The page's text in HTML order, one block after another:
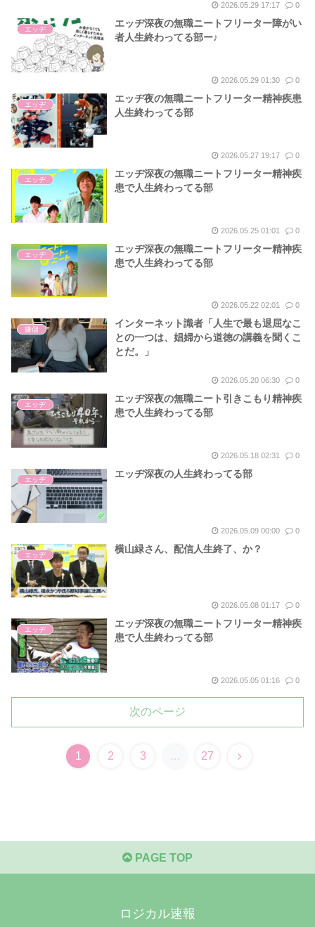
2026.05.29 17:17 0
エッヂ
エッヂ深夜の無職ニートフリーター障がい
者人生終わってる部ー♪
2026.05.29 01:30 0
エッヂ
エッヂ夜の無職ニートフリーター精神疾患
人生終わってる部
2026.05.27 19:17 0
エッヂ
エッヂ深夜の無職ニートフリーター精神疾
患で人生終わってる部
2026.05.25 01:01 0
エッヂ
エッヂ深夜の無職ニートフリーター精神疾
患で人生終わってる部
2026.05.22 02:01 0
嫌儲
インターネット識者「人生で最も退屈なこ
との一つは、娼婦から道徳の講義を聞くこ
とだ。」
2026.05.20 06:30 0
エッヂ
エッヂ深夜の無職ニート引きこもり精神疾
患で人生終わってる部
2026.05.18 02:31 0
エッヂ
エッヂ深夜の人生終わってる部
2026.05.09 00:00 0
エッヂ
横山緑さん、配信人生終了、か？
2026.05.08 01:17 0
エッヂ
エッヂ深夜の無職ニートフリーター精神疾
患で人生終わってる部
2026.05.05 01:16 0
次のページ
1 2 3 … 27
次
PAGE TOP
ロジカル速報